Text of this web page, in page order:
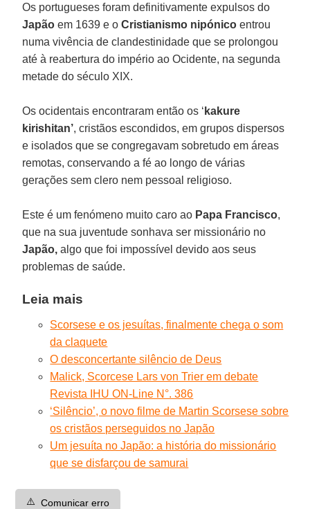
Os portugueses foram definitivamente expulsos do
Japão em 1639 e oCristianismo nipónico entrou
numa vivência de clandestinidade que se prolongou
até à reabertura do império ao Ocidente, na segunda
metade do século XIX.
Os ocidentais encontraram então os ‘ kakure
kirishitan’, cristãos escondidos, em grupos dispersos
e isolados que se congregavam sobretudo em áreas
remotas, conservando a fé ao longo de várias
gerações sem clero nem pessoal religioso.
Este é um fenómeno muito caro ao Papa Francisco,
que na sua juventude sonhava ser missionário no
Japão, algo que foi impossível devido aos seus
problemas de saúde.
Leia mais
Scorsese e os jesuítas, finalmente chega o som
da claquete
O desconcertante silêncio de Deus
Malick, Scorcese Lars von Trier em debate
Revista IHU ON-Line N°. 386
‘Silêncio’, o novo filme de Martin Scorsese sobre
os cristãos perseguidos no Japão
Um jesuíta no Japão: a história do missionário
que se disfarçou de samurai
⚠️ Comunicar erro